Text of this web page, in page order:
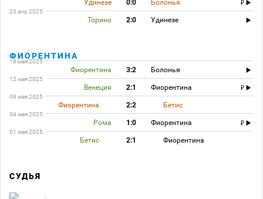
Удинезе 0:0 Болонья
23 апр 2025
Торино 2:0 Удинезе
ФИОРЕНТИНА
18 мая 2025
Фиорентина 3:2 Болонья
12 мая 2025
Венеция 2:1 Фиорентина
08 мая 2025
Фиорентина 2:2 Бетис
04 мая 2025
Рома 1:0 Фиорентина
01 мая 2025
Бетис 2:1 Фиорентина
СУДЬЯ